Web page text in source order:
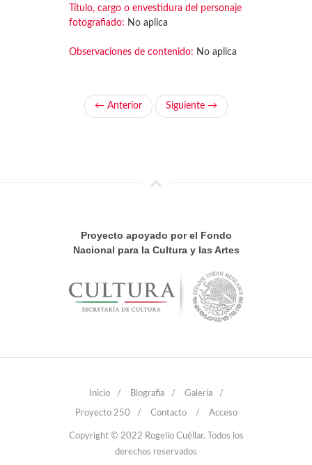
Título, cargo o envestidura del personaje
fotografiado: No aplica
Observaciones de contenido: No aplica
← Anterior Siguiente →
Proyecto apoyado por el Fondo
Nacional para la Cultura y las Artes
Inicio / Biografia / Galería /
Proyecto 250 / Contacto / Acceso
Copyright © 2022 Rogelio Cuéllar. Todos los
derechos reservados